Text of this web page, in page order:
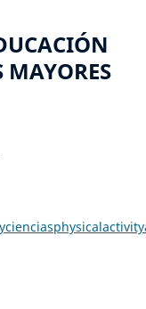
MAYORES